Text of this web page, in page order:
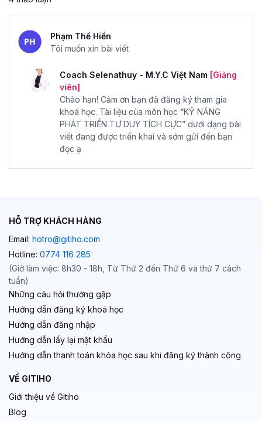
Phạm Thế Hiển
Tôi muốn xin bài viết
Coach Selenathuy - M.Y.C Việt Nam [Giảng
viên]
Chào hạn! Cảm ơn bạn đã đăng ký tham gia
khoá học. Tài liệu của môn học “KỸ NĂNG
PHÁT TRIỂN TƯ DUY TÍCH CỰC” dưới dạng bài
viết đang được triển khai và sớm gửi đến bạn
đọc ạ
HỖ TRỢ KHÁCH HÀNG
Email: hotro@gitiho.com
Hotline: 0774 116 285
(Giờ làm việc: 8h30 - 18h, Từ Thứ 2 đến Thứ 6 và thứ 7 cách
tuần)
Những câu hỏi thường gặp
Hướng dẫn đăng ký khoá học
Hướng dẫn đăng nhập
Hướng dẫn lấy lại mật khẩu
Hướng dẫn thanh toán khóa học sau khi đăng ký thành công
VỀ GITIHO
Giới thiệu về Gitiho
Blog